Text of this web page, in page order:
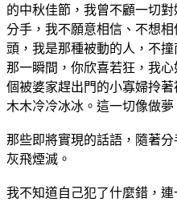
的中秋佳節，我曾不顧一切
分手，我不願意相信、不想
頭，我是那種被動的人，不
那一瞬間，你欣喜若狂，我
個被婆家趕出門的小寡婦拎
木木冷冷冰冰。這一切像做
那些即將實現的話語，隨著
灰飛煙滅。
我不知道自己犯了什麼錯，